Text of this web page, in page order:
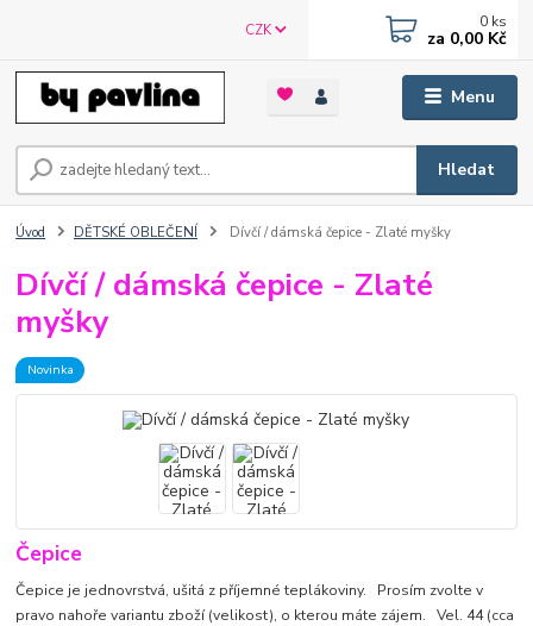
Menu
CZK
Hledat
0 ks
za 0,00 Kč
Úvod DĚTSKÉ OBLEČENÍ Dívčí / dámská čepice - Zlaté myšky
Dívčí / dámská čepice - Zlaté
myšky
Novinka
Čepice
Čepice je jednovrstvá, ušitá z příjemné teplákoviny. Prosím zvolte v
pravo nahoře variantu zboží (velikost), o kterou máte zájem. Vel. 44 (cca